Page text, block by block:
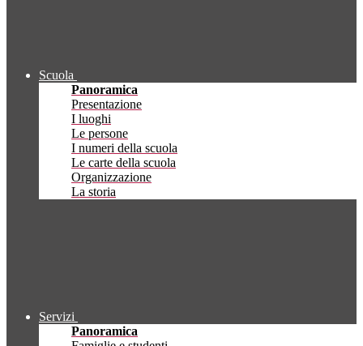
Scuola
Panoramica
Presentazione
I luoghi
Le persone
I numeri della scuola
Le carte della scuola
Organizzazione
La storia
Servizi
Panoramica